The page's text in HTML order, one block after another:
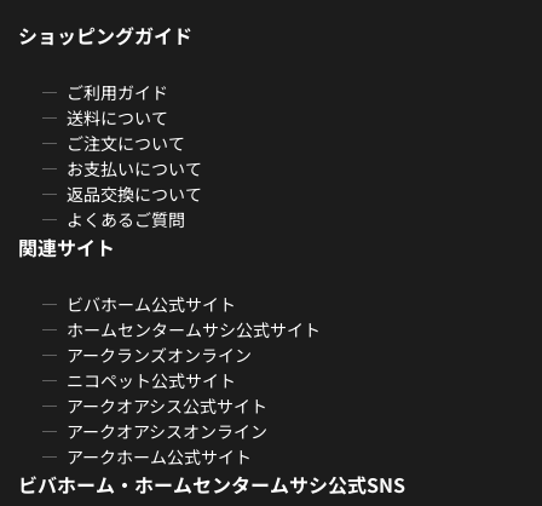
ショッピングガイド
ご利用ガイド
送料について
ご注文について
お支払いについて
返品交換について
よくあるご質問
関連サイト
ビバホーム公式サイト
ホームセンタームサシ公式サイト
アークランズオンライン
ニコペット公式サイト
アークオアシス公式サイト
アークオアシスオンライン
アークホーム公式サイト
ビバホーム・ホームセンタームサシ公式SNS